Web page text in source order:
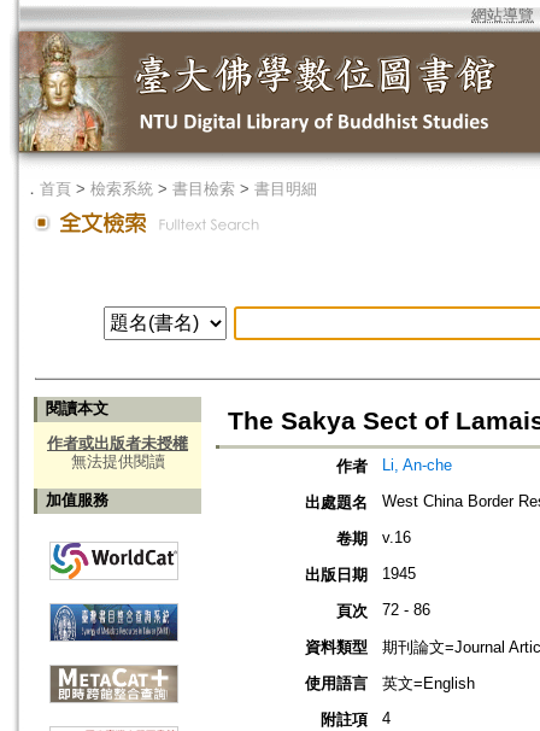
網站導覽
． 首頁 > 檢索系統 > 書目檢索 > 書目明細
閱讀本文
作者或出版者未授權
無法提供閱讀
加值服務
The Sakya Sect of
作者 Li, An-che
出處題名 West China Border
卷期 v.16
出版日期 1945
頁次 72 - 86
資料類型
期刊論文=Journal
使用語言
英文=English
附註項
4